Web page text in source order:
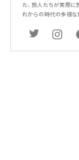
た。旅人たちが実際に
れからの時代の多様な